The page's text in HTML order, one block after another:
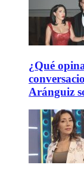
¿Qué
Aránguiz